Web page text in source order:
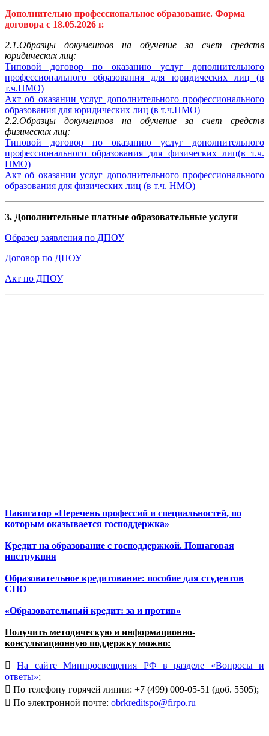
Дополнительно профессиональное образование. Форма
договора с 18.05.2026 г.
2.1.Образцы документов на обучение за счет средств
юридических лиц:
Типовой договор по оказанию услуг дополнительного
профессионального образования для юридических лиц (в
т.ч.НМО)
Акт об оказании услуг дополнительного профессионального
образования для юридических лиц (в т.ч.НМО)
2.2.Образцы документов на обучение за счет средств
физических лиц:
Типовой договор по оказанию услуг дополнительного
профессионального образования для физических лиц(в т.ч.
НМО)
Акт об оказании услуг дополнительного профессионального
образования для физических лиц (в т.ч. НМО)
3. Дополнительные платные образовательные услуги
Образец заявления по ДПОУ
Договор по ДПОУ
Акт по ДПОУ
Навигатор «Перечень профессий и специальностей, по
которым оказывается господдержка»
Кредит на образование с господдержкой. Пошаговая
инструкция
Образовательное кредитование: пособие для студентов
СПО
«Образовательный кредит: за и против»
Получить методическую и информационно-
консультационную поддержку можно:
На сайте Минпросвещения РФ в разделе «Вопросы и
ответы»;
 По телефону горячей линии: +7 (499) 009-05-51 (доб. 5505);
 По электронной почте: obrkreditspo@firpo.ru